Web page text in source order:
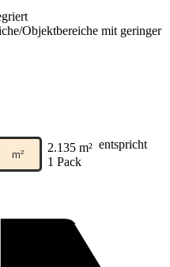
Objektbereiche mit geringer
m² 2.135 m² entspricht
1 Pack